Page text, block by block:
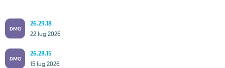
DMG
26.29.18
22 lug 2026
DMG
26.28.15
15 lug 2026